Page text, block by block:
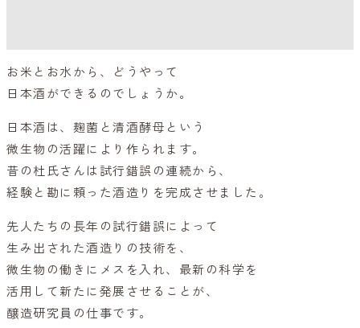
お米とお水から、どうやって
日本酒ができるのでしょうか。
日本酒は、麹菌と清酒酵母という
微生物の活躍により作られます。
昔の杜氏さんは試行錯誤の連続から、
経験と勘に頼った酒造りを完成させました。
先人たちの長年の試行錯誤によって
生み出された酒造りの技術を、
微生物の働きにメスを入れ、最新の科学を
活用して新たに発展させることが、
醸造研究員の仕事です。